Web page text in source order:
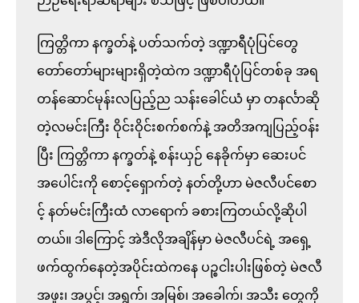
ကြတ္တိကာ နက္ခတ်နဲ့ ပတ်သက်တဲ့ ဒဏ္ဍာရီပုံပြင်တွေ
တော်တော်များများရှိတဲ့ထဲက ဒဏ္ဍာရီပုံပြင်တစ်ခု အရ
တန်ဆောင်မုန်းလပြည့်ည သန်းခေါင်ယံ မှာ တနင်္လာဆို
တဲ့လမင်းကြီး ဝိုင်းဝိုင်းစက်စက်နဲ့ အတိအကျပြည့်ဝန်း
ပြီး ကြတ္တိကာ နက္ခတ်နဲ့ စန်းယှဉ် နေခိုက်မှာ ဆေးပင်
အပေါင်းကို စောင့်ရှောက်တဲ့ နတ်တို့ဟာ မဲဇလီပင်စော
င့် နတ်မင်းကြီးထံ လာရောက် ခစားကြတယ်လို့ဆိုပါ
တယ်။ ဒါကြောင့် အဲဒီလိုအချိန်မှာ မဲဇလီပင်ရဲ့ အရှေ့
ဖက်ထွက်နေတဲ့အပိုင်းထဲကနေ ပဉ္စငါးပါးဖြစ်တဲ့ မဲဇလီ
အဖူး၊ အပွင့်၊ အရွက်၊ အမြစ်၊ အခေါက်၊ အသီး တွေကို